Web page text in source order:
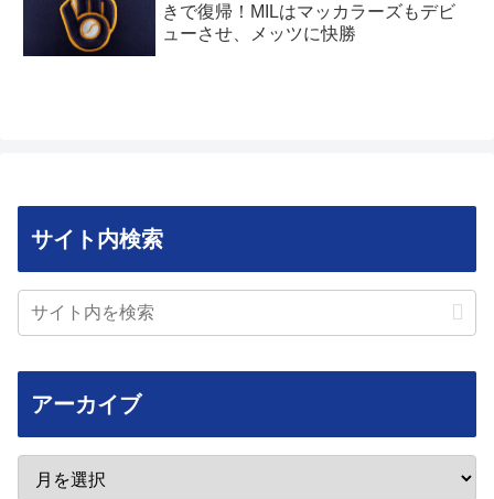
きで復帰！MILはマッカラーズもデビ
ューさせ、メッツに快勝
サイト内検索
アーカイブ